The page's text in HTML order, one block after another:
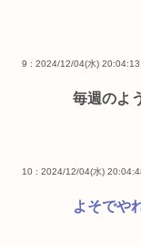
9 : 2024/12/04(水)
毎週のよ
10 : 2024/12/04(水)
よそでや